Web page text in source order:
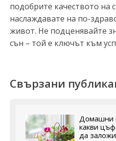
подобрите качеството на
наслаждавате на по-
живот. Не подценявайте
сън – той е ключът към
Свързани
Домашни
какви
да